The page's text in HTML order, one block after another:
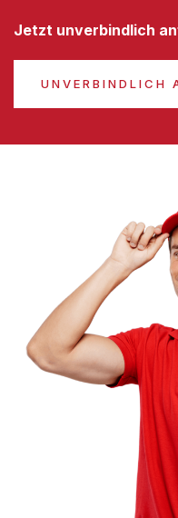
Jetzt unverbindlich
UNVERBINDLICH